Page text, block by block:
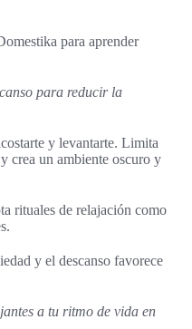
para aprender
para reducir la
y levantarte. Limita
crea un ambiente oscuro y
rituales de relajación como
y el descanso favorece
a tu ritmo de vida en